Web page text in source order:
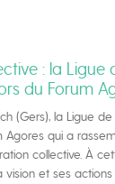
: la Ligue
du Forum
(Gers), la Ligue
Agores qui a
collective. À
vision et ses